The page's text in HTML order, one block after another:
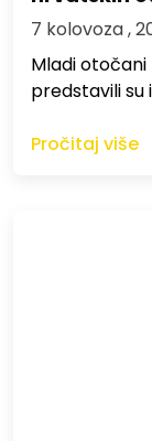
7 kolovoza ,
Mladi otočani
predstavili su
Pročitaj više